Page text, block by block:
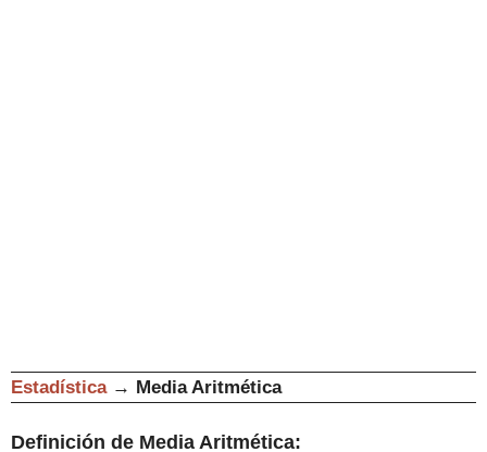
Estadística→ Media Aritmética
Definición de Media Aritmética: